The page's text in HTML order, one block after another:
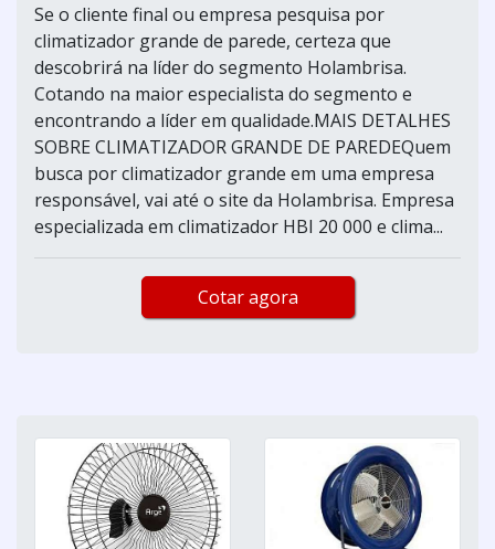
Se o cliente final ou empresa pesquisa por
climatizador grande de parede, certeza que
descobrirá na líder do segmento Holambrisa.
Cotando na maior especialista do segmento e
encontrando a líder em qualidade.MAIS DETALHES
SOBRE CLIMATIZADOR GRANDE DE PAREDEQuem
busca por climatizador grande em uma empresa
responsável, vai até o site da Holambrisa. Empresa
especializada em climatizador HBI 20 000 e clima...
Cotar agora